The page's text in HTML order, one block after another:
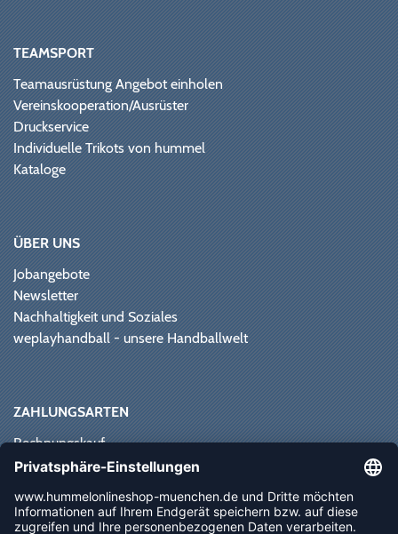
TEAMSPORT
Teamausrüstung Angebot einholen
Vereinskooperation/Ausrüster
Druckservice
Individuelle Trikots von hummel
Kataloge
ÜBER UNS
Jobangebote
Newsletter
Nachhaltigkeit und Soziales
weplayhandball - unsere Handballwelt
ZAHLUNGSARTEN
Rechnungskauf
Paypal
Vorkasse
Sofortüberweisung